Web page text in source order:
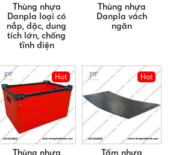
Thùng nhựa
Danpla loại có
nắp, đặc, dung
tích lớn, chống
tĩnh điện
Thùng nhựa
Danpla vách
ngăn
Hot
Thùng nhựa
Hot
Tấm nhựa